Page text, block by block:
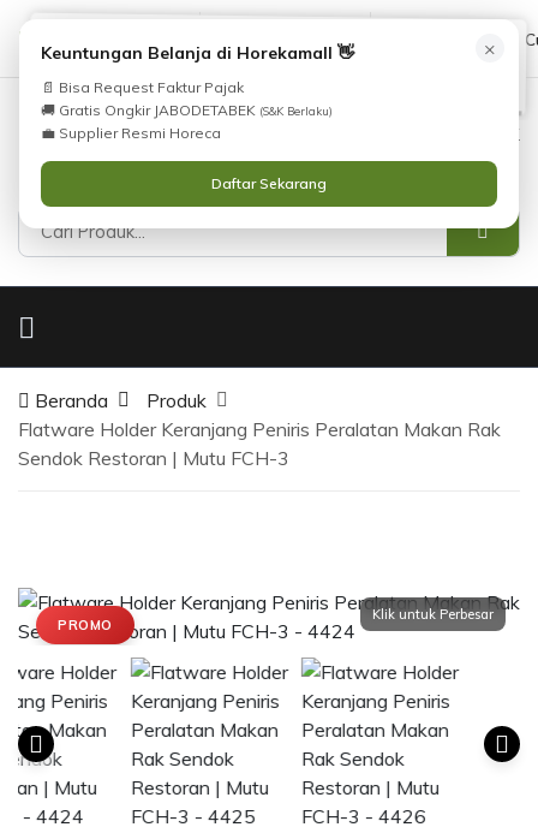
(021) 38783380 08551688000
Masuk
×
Keuntungan Belanja di Horekamall 👋
📄 Bisa Request Faktur Pajak
🚚 Gratis Ongkir JABODETABEK (S&K Berlaku)
💼 Supplier Resmi Horeca
Daftar Sekarang
Beranda
Produk
Flatware Holder Keranjang Peniris Peralatan Makan Rak
Sendok Restoran | Mutu FCH-3
PROMO
i
Silahkan lihatKatalog
Hubungi Kami